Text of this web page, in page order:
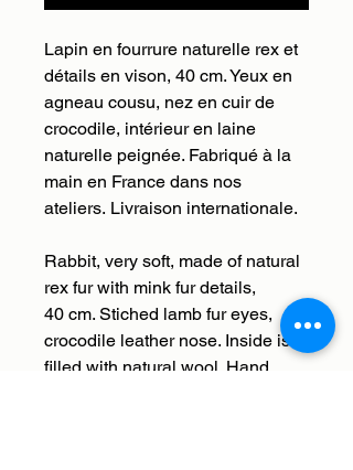
Lapin en fourrure naturelle rex et
détails en vison, 40 cm. Yeux en
agneau cousu, nez en cuir de
crocodile, intérieur en laine
naturelle peignée. Fabriqué à la
main en France dans nos
ateliers. Livraison internationale.
Rabbit, very soft, made of natural
rex fur with mink fur details,
40 cm. Stiched lamb fur eyes,
crocodile leather nose. Inside is
filled with natural wool. Hand